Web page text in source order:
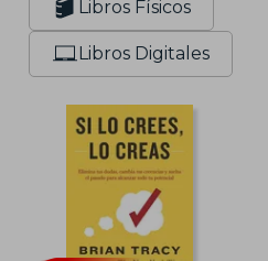
Libros Físicos
Libros Digitales